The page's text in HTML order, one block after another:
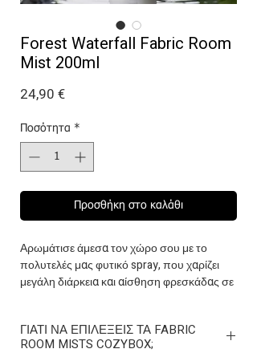
Forest Waterfall Fabric Room
Mist 200ml
24,90 €Τιμή
Ποσότητα *
Προσθήκη στο καλάθι
Αρωμάτισε άμεσα τον χώρο σου με το
πολυτελές μας φυτικό spray, που χαρίζει
μεγάλη διάρκεια και αίσθηση φρεσκάδας σε
Το άρωμα Forest Waterfall συνδυάζει
ΓΙΑΤΙ ΝΑ ΕΠΙΛΕΞΕΙΣ ΤΑ FABRIC
ROOM MISTS COZYBOX;